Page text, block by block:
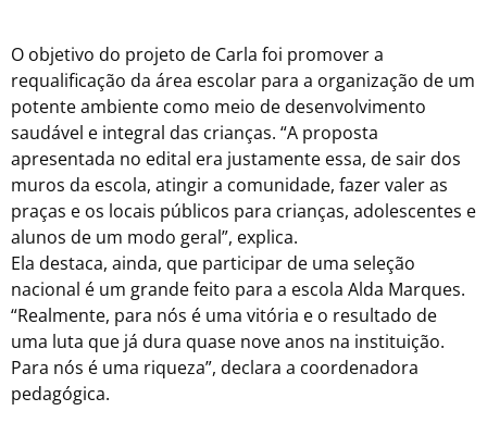
O objetivo do projeto de Carla foi promover a
requalificação da área escolar para a organização de um
potente ambiente como meio de desenvolvimento
saudável e integral das crianças. “A proposta
apresentada no edital era justamente essa, de sair dos
muros da escola, atingir a comunidade, fazer valer as
praças e os locais públicos para crianças, adolescentes e
alunos de um modo geral”, explica.
Ela destaca, ainda, que participar de uma seleção
nacional é um grande feito para a escola Alda Marques.
“Realmente, para nós é uma vitória e o resultado de
uma luta que já dura quase nove anos na instituição.
Para nós é uma riqueza”, declara a coordenadora
pedagógica.